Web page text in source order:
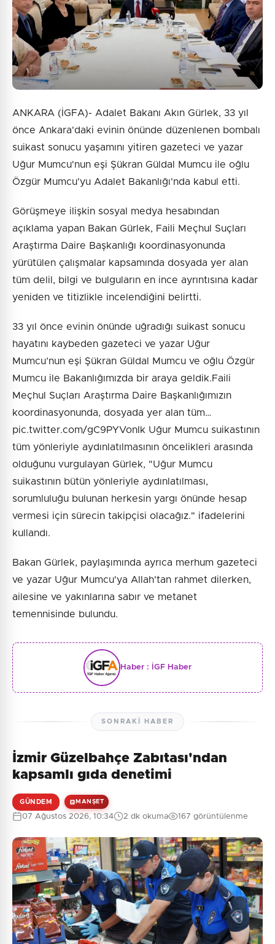
ANKARA (İGFA)- Adalet Bakanı Akın Gürlek, 33 yıl
önce Ankara'daki evinin önünde düzenlenen bombalı
suikast sonucu yaşamını yitiren gazeteci ve yazar
Uğur Mumcu'nun eşi Şükran Güldal Mumcu ile oğlu
Özgür Mumcu'yu Adalet Bakanlığı'nda kabul etti.
Görüşmeye ilişkin sosyal medya hesabından
açıklama yapan Bakan Gürlek, Faili Meçhul Suçları
Araştırma Daire Başkanlığı koordinasyonunda
yürütülen çalışmalar kapsamında dosyada yer alan
tüm delil, bilgi ve bulguların en ince ayrıntısına kadar
yeniden ve titizlikle incelendiğini belirtti.
33 yıl önce evinin önünde uğradığı suikast sonucu
hayatını kaybeden gazeteci ve yazar Uğur
Mumcu’nun eşi Şükran Güldal Mumcu ve oğlu Özgür
Mumcu ile Bakanlığımızda bir araya geldik.Faili
Meçhul Suçları Araştırma Daire Başkanlığımızın
koordinasyonunda, dosyada yer alan tüm…
pic.twitter.com/gC9PYVonIk Uğur Mumcu suikastının
tüm yönleriyle aydınlatılmasının öncelikleri arasında
olduğunu vurgulayan Gürlek, "Uğur Mumcu
suikastının bütün yönleriyle aydınlatılması,
sorumluluğu bulunan herkesin yargı önünde hesap
vermesi için sürecin takipçisi olacağız." ifadelerini
kullandı.
Bakan Gürlek, paylaşımında ayrıca merhum gazeteci
ve yazar Uğur Mumcu'ya Allah'tan rahmet dilerken,
ailesine ve yakınlarına sabır ve metanet
temennisinde bulundu.
Haber : İGF Haber
SONRAKI HABER
İzmir Güzelbahçe Zabıtası'ndan
kapsamlı gıda denetimi
GÜNDEM MANŞET
07 Ağustos 2026, 10:34 2 dk okuma 167 görüntülenme